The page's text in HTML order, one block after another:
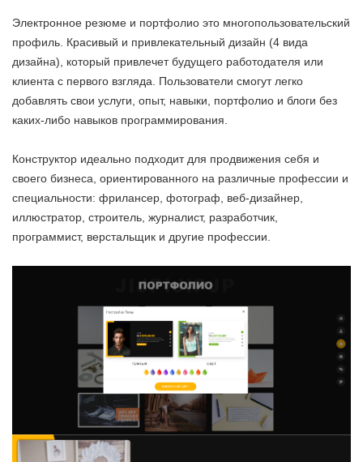
Электронное резюме и портфолио это многопользовательский
профиль. Красивый и привлекательный дизайн (4 вида
дизайна), который привлечет будущего работодателя или
клиента с первого взгляда. Пользователи смогут легко
добавлять свои услуги, опыт, навыки, портфолио и блоги без
каких-либо навыков программирования.
Конструктор идеально подходит для продвижения себя и
своего бизнеса, ориентированного на различные профессии и
специальности: фрилансер, фотограф, веб-дизайнер,
иллюстратор, строитель, журналист, разработчик,
программист, верстальщик и другие профессии.